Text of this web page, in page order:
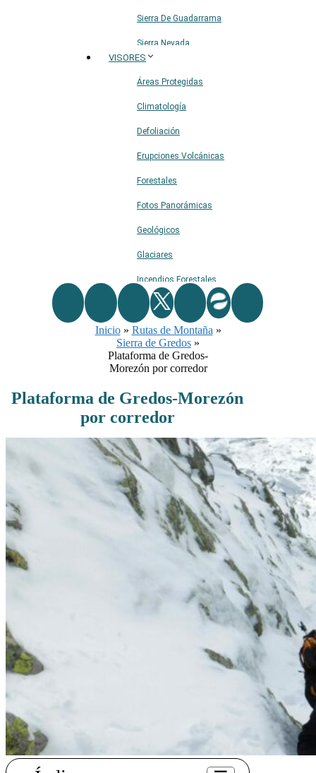
Sierra De Guadarrama
Sierra Nevada
VISORES
Áreas Protegidas
Climatología
Defoliación
Erupciones Volcánicas
Forestales
Fotos Panorámicas
Geológicos
Glaciares
Incendios Forestales
Naturaleza
Ríos
Rutas De Montaña
Topográficos
Inicio» Rutas de Montaña »
Sierra de Gredos »
Plataforma de Gredos-
Morezón por corredor
Plataforma de Gredos-Morezón
por corredor